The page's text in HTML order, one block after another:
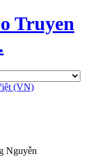
Truyen
Nguyễn